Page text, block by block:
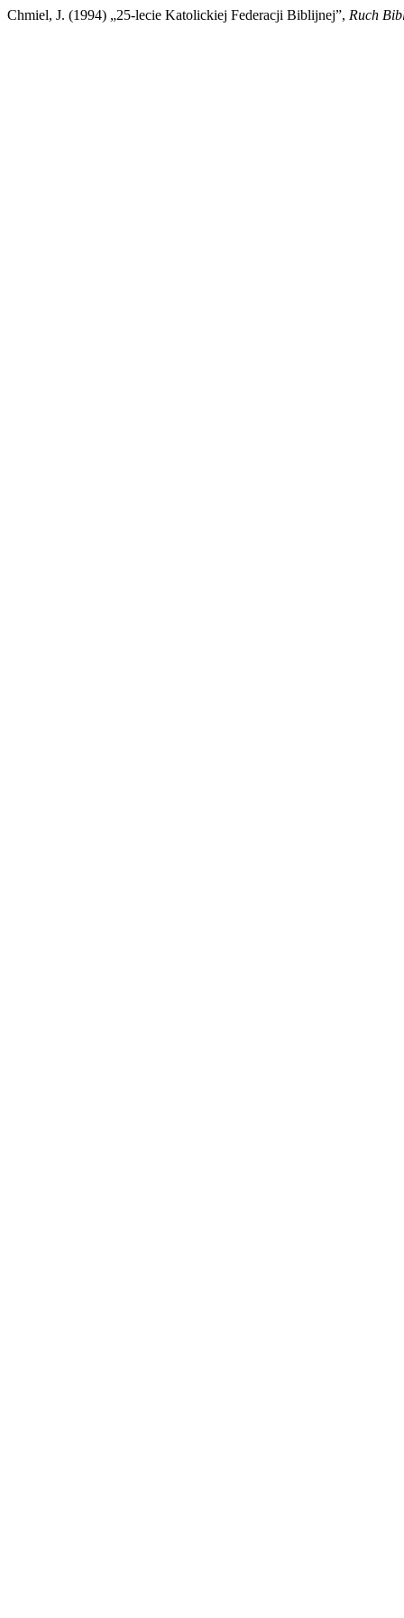
Chmiel, J. (1994) „25-lecie Katolickiej Federacji Biblijnej”, Ruch